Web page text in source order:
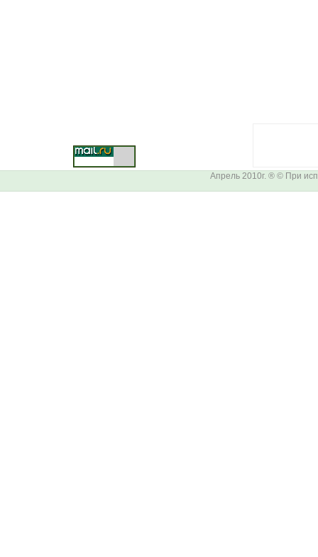
Апрель 2010г. ® © При